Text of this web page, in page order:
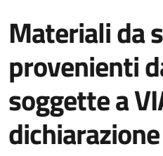
Materiali da
provenienti
soggette a